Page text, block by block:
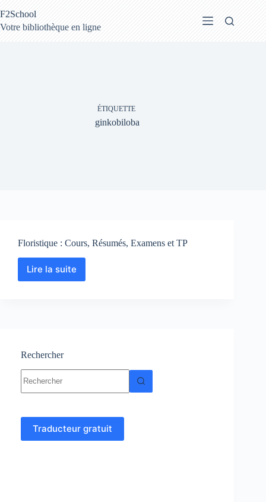
au
contenu
F2School
Votre bibliothèque en ligne
ÉTIQUETTE
ginkobiloba
Floristique : Cours, Résumés, Examens et TP
Lire la suite
Floristique
Rechercher
résultat
Traducteur gratuit